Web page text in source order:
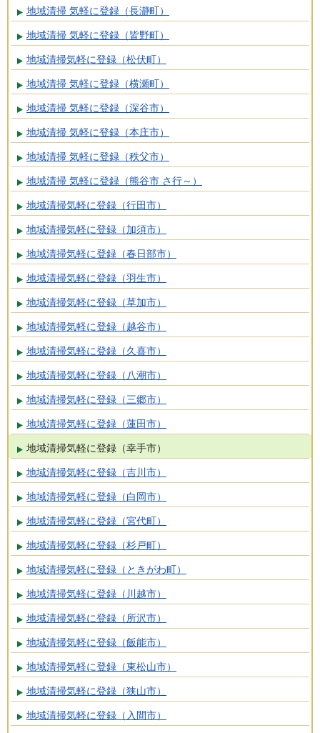
地域清掃 気軽に登録（長瀞町）
地域清掃 気軽に登録（皆野町）
地域清掃気軽に登録（松伏町）
地域清掃 気軽に登録（横瀬町）
地域清掃 気軽に登録（深谷市）
地域清掃 気軽に登録（本庄市）
地域清掃 気軽に登録（秩父市）
地域清掃 気軽に登録（熊谷市 さ行～）
地域清掃気軽に登録（行田市）
地域清掃気軽に登録（加須市）
地域清掃気軽に登録（春日部市）
地域清掃気軽に登録（羽生市）
地域清掃気軽に登録（草加市）
地域清掃気軽に登録（越谷市）
地域清掃気軽に登録（久喜市）
地域清掃気軽に登録（八潮市）
地域清掃気軽に登録（三郷市）
地域清掃気軽に登録（蓮田市）
地域清掃気軽に登録（幸手市）
地域清掃気軽に登録（吉川市）
地域清掃気軽に登録（白岡市）
地域清掃気軽に登録（宮代町）
地域清掃気軽に登録（杉戸町）
地域清掃気軽に登録（ときがわ町）
地域清掃気軽に登録（川越市）
地域清掃気軽に登録（所沢市）
地域清掃気軽に登録（飯能市）
地域清掃気軽に登録（東松山市）
地域清掃気軽に登録（狭山市）
地域清掃気軽に登録（入間市）